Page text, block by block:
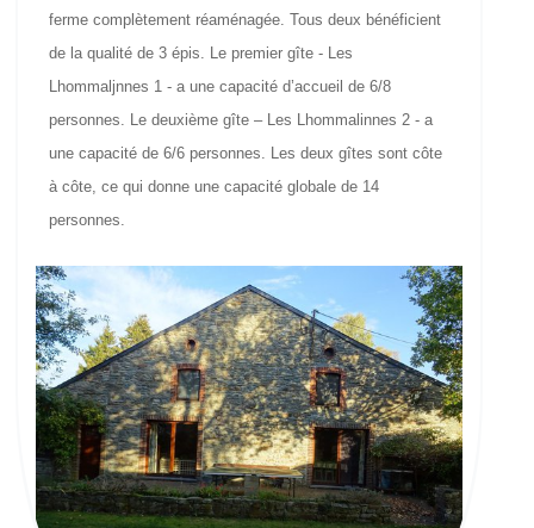
ferme complètement réaménagée. Tous deux bénéficient
de la qualité de 3 épis. Le premier gîte - Les
Lhommaljnnes 1 - a une capacité d’accueil de 6/8
personnes. Le deuxième gîte – Les Lhommalinnes 2 - a
une capacité de 6/6 personnes. Les deux gîtes sont côte
à côte, ce qui donne une capacité globale de 14
personnes.